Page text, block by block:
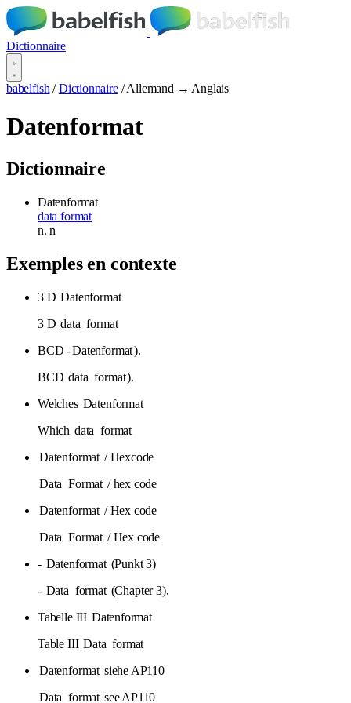
Dictionnaire
babelfish / Dictionnaire / Allemand → Anglais
Datenformat
Dictionnaire
Datenformat
data format
n.n
Exemples en contexte
3 D Datenformat
3 D data format
BCD -Datenformat).
BCD data format).
Welches Datenformat
Which data format
Datenformat / Hexcode
Data Format / hex code
Datenformat / Hex code
Data Format / Hex code
- Datenformat (Punkt 3)
- Data format (Chapter 3),
Tabelle III Datenformat
Table III Data format
Datenformat siehe AP110
Data format see AP110